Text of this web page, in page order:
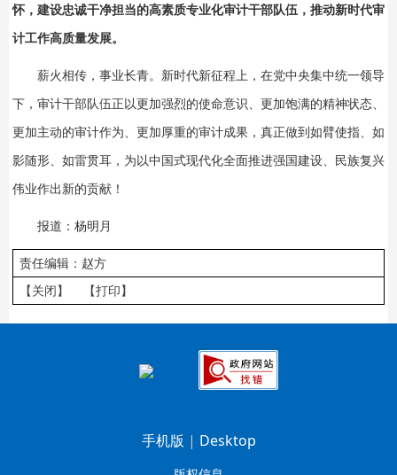
怀，建设忠诚干净担当的高素质专业化审计干部队伍，推动新时代审
计工作高质量发展。
薪火相传，事业长青。新时代新征程上，在党中央集中统一领导
下，审计干部队伍正以更加强烈的使命意识、更加饱满的精神状态、
更加主动的审计作为、更加厚重的审计成果，真正做到如臂使指、如
影随形、如雷贯耳，为以中国式现代化全面推进强国建设、民族复兴
伟业作出新的贡献！
报道：杨明月
责任编辑：赵方
【关闭】
【打印】
手机版 | Desktop